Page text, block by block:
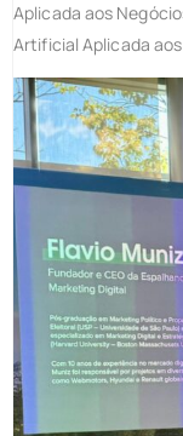
Aplicada aos
Artificial Aplicada